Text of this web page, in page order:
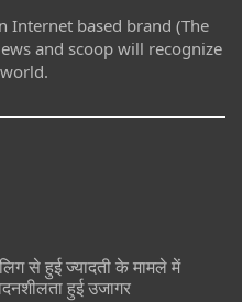
Internet based brand (The
and scoop will recognize
से हुई ज्यादती के मामले में
हुई उजागर